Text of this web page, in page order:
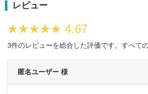
レビュー
★★★★★
★★★★★ 4.67
3件のレビューを総合した評価です。 すべて
匿名ユーザー 様